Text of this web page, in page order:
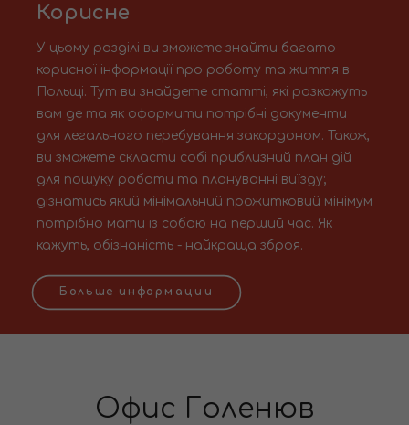
Корисне
У цьому розділі ви зможете знайти багато
корисної інформації про роботу та життя в
Польщі. Тут ви знайдете статті, які розкажуть
вам де та як оформити потрібні документи
для легального перебування закордоном. Також,
ви зможете скласти собі приблизний план дій
для пошуку роботи та плануванні виїзду;
дізнатись який мінімальний прожитковий мінімум
потрібно мати із собою на перший час. Як
кажуть, обізнаність - найкраща зброя.
Больше информации
Офис Голенюв